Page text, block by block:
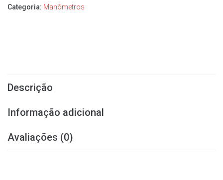
Categoria: Manômetros
Descrição
Informação adicional
Avaliações (0)